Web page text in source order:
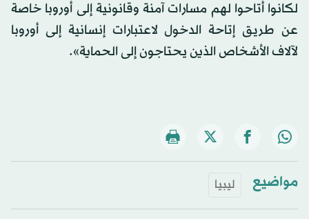
لكانوا أتاحوا لهم مسارات آمنة وقانونية إلى أوروبا خاصة
عن طريق إتاحة الدخول لاعتبارات إنسانية إلى أوروبا
لآلاف الأشخاص الذين يحتاجون إلى الحماية».
مواضيع ليبيا